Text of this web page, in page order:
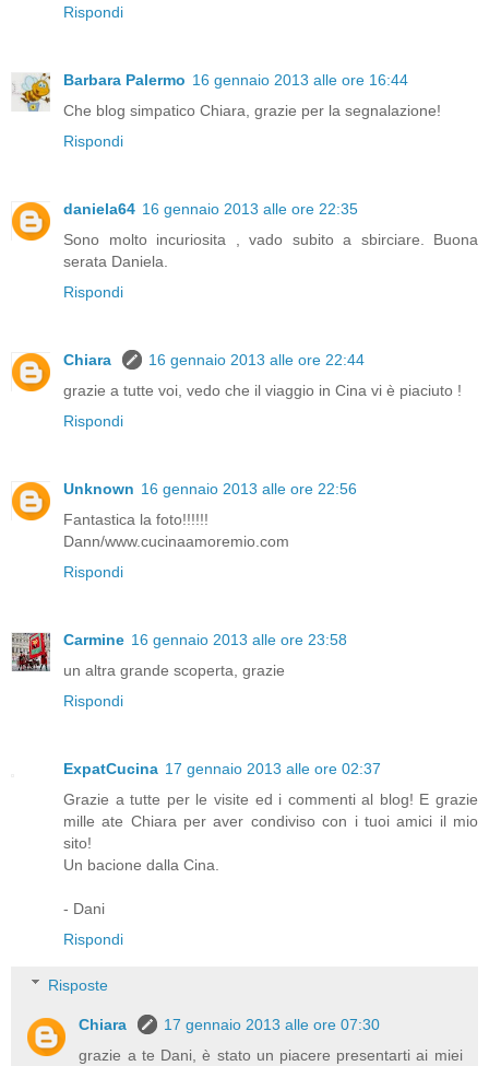
Rispondi
Barbara Palermo 16 gennaio 2013 alle ore 16:44
Che blog simpatico Chiara, grazie per la segnalazione!
Rispondi
daniela64 16 gennaio 2013 alle ore 22:35
Sono molto incuriosita , vado subito a sbirciare. Buona
serata Daniela.
Rispondi
Chiara
16 gennaio 2013 alle ore 22:44
grazie a tutte voi, vedo che il viaggio in Cina vi è piaciuto !
Rispondi
Unknown 16 gennaio 2013 alle ore 22:56
Fantastica la foto!!!!!!
Dann/www.cucinaamoremio.com
Rispondi
Carmine 16 gennaio 2013 alle ore 23:58
un altra grande scoperta, grazie
Rispondi
ExpatCucina 17 gennaio 2013 alle ore 02:37
Grazie a tutte per le visite ed i commenti al blog! E grazie
mille ate Chiara per aver condiviso con i tuoi amici il mio
sito!
Un bacione dalla Cina.
- Dani
Rispondi
Risposte
Chiara
17 gennaio 2013 alle ore 07:30
grazie a te Dani, è stato un piacere presentarti ai miei